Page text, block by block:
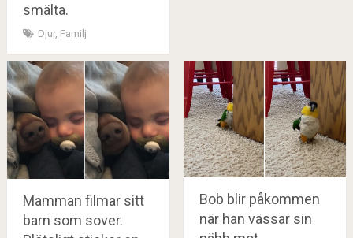
smälta.
Djur, Familj
Mamman filmar sitt
barn som sover.
Bob blir påkommen
när han vässar sin